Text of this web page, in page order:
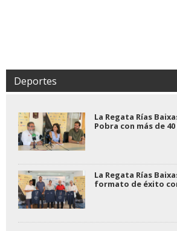
Deportes
La Regata Rías
Pobra con más de
La Regata Rías
formato de éxito